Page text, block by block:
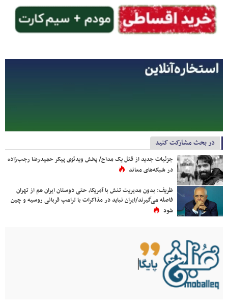
در بحث مشارکت کنید
جزئیات جدید از قتل یک مداح/ پخش ویدئوی پیکر حمیدرضا رجب‌زاده
در شبکه‌های معاند
ظریف: بدون مدیریت تنش با آمریکا، حتی دوستان ایران هم از تهران
فاصله می‌گیرند/ایران نباید در مذاکرات با ترامپ قربانی روسیه و چین
شود